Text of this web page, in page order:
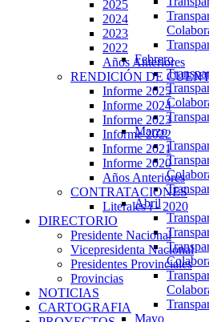
Febrero
Marzo
Abril
Mayo
2025
2024
2023
2022
Años Anteriores
RENDICIÓN DE
Informe 2025
Informe 2024
Informe 2023
Informe 2022
Informe 2021
Informe 2020
Años Anteriores
CONTRATACIONES
Literales i - 2020
DIRECTORIO
Presidente Nacional
Vicepresidenta Nacional
Presidentes Provinciales
Provincias
NOTICIAS
CARTOGRAFIA